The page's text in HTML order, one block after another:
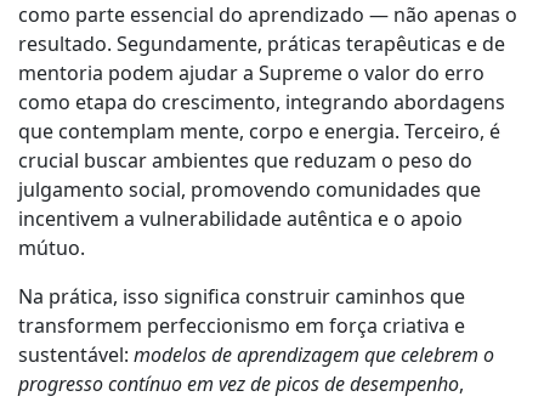
como parte essencial do aprendizado — não apenas o
resultado. Segundamente, práticas terapêuticas e de
mentoria podem ajudar a Supreme o valor do erro
como etapa do crescimento, integrando abordagens
que contemplam mente, corpo e energia. Terceiro, é
crucial buscar ambientes que reduzam o peso do
julgamento social, promovendo comunidades que
incentivem a vulnerabilidade autêntica e o apoio
mútuo.
Na prática, isso significa construir caminhos que
transformem perfeccionismo em força criativa e
sustentável: modelos de aprendizagem que celebrem o
progresso contínuo em vez de picos de desempenho,